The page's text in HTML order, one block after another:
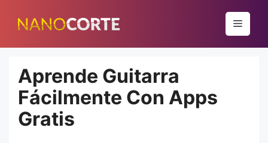
para
conteúdo
Menu
Aprende Guitarra
Fácilmente Con Apps
Gratis